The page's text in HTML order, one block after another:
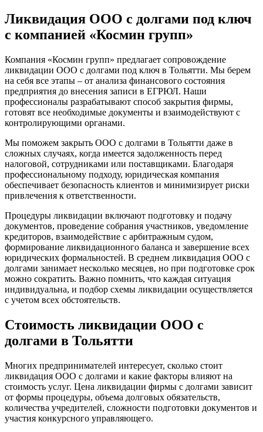
Ликвидация ООО с долгами под ключ
с компанией «Космин групп»
Компания «Космин групп» предлагает сопровождение
ликвидации ООО с долгами под ключ в Тольятти. Мы берем
на себя все этапы – от анализа финансового состояния
предприятия до внесения записи в ЕГРЮЛ. Наши
профессионалы разрабатывают способ закрытия фирмы,
готовят все необходимые документы и взаимодействуют с
контролирующими органами.
Мы поможем закрыть ООО с долгами в Тольятти даже в
сложных случаях, когда имеется задолженность перед
налоговой, сотрудниками или поставщиками. Благодаря
профессиональному подходу, юридическая компания
обеспечивает безопасность клиентов и минимизирует риски
привлечения к ответственности.
Процедуры ликвидации включают подготовку и подачу
документов, проведение собрания участников, уведомление
кредиторов, взаимодействие с арбитражным судом,
формирование ликвидационного баланса и завершение всех
юридических формальностей. В среднем ликвидация ООО с
долгами занимает несколько месяцев, но при подготовке срок
можно сократить. Важно помнить, что каждая ситуация
индивидуальна, и подбор схемы ликвидации осуществляется
с учетом всех обстоятельств.
Стоимость ликвидации ООО с
долгами в Тольятти
Многих предпринимателей интересует, сколько стоит
ликвидация ООО с долгами и какие факторы влияют на
стоимость услуг. Цена ликвидации фирмы с долгами зависит
от формы процедуры, объема долговых обязательств,
количества учредителей, сложности подготовки документов и
участия конкурсного управляющего.